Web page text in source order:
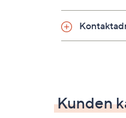
ca.
Kunden